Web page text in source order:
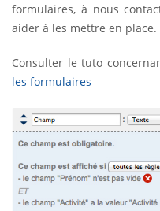
formulaires, à nous
aider à les mettre en place.
Consulter le tuto
les formulaires